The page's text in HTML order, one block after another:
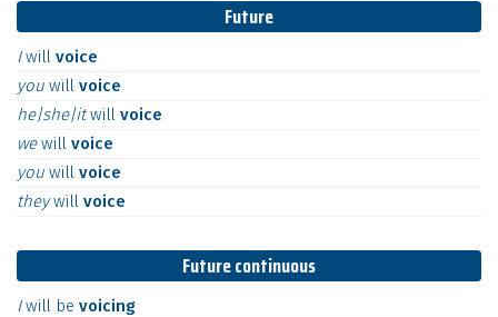
Future
Iwill voice
you will voice
he|she|itwill voice
wewill voice
you will voice
theywill voice
Future continuous
Iwill be voicing